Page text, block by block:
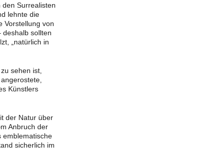
Surrealisten
lehnte die
Vorstellung von
deshalb sollten
„natürlich in
sehen ist,
Künstlers
der Natur über
Anbruch der
emblematische
sicherlich im